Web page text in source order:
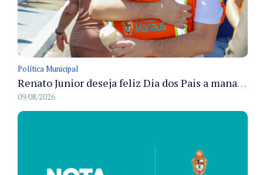
Política Municipal
Renato Junior deseja feliz Dia dos Pais a manauaras e detalha preparo dos cemitérios municipais
09/08/2026